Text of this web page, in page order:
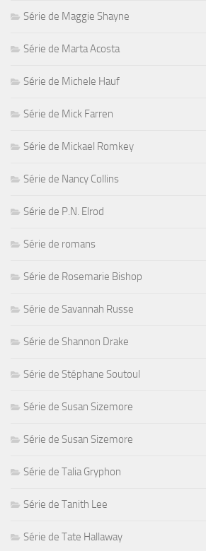
Série de Maggie Shayne
Série de Marta Acosta
Série de Michele Hauf
Série de Mick Farren
Série de Mickael Romkey
Série de Nancy Collins
Série de P.N. Elrod
Série de romans
Série de Rosemarie Bishop
Série de Savannah Russe
Série de Shannon Drake
Série de Stéphane Soutoul
Série de Susan Sizemore
Série de Susan Sizemore
Série de Talia Gryphon
Série de Tanith Lee
Série de Tate Hallaway